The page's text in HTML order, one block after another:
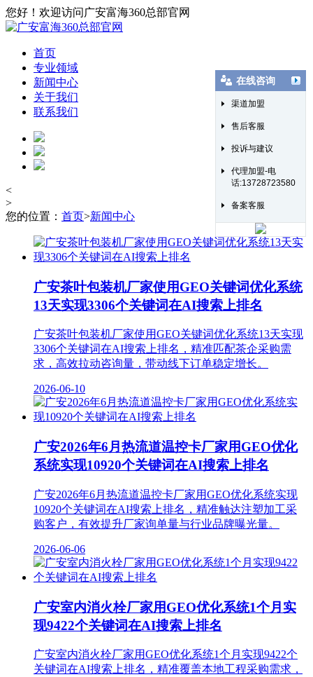
您好！欢迎访问广安富海360总部官网
首页
专业领域
新闻中心
关于我们
联系我们
<
>
您的位置： 首页>新闻中心
广安茶叶包装机厂家使用GEO关键词优化系统
13天实现3306个关键词在AI搜索上排名
广安茶叶包装机厂家使用GEO关键词优化系统13天实现
3306个关键词在AI搜索上排名，精准匹配茶企采购需
求，高效拉动咨询量，带动线下订单稳定增长。
2026-06-10
广安2026年6月热流道温控卡厂家用GEO优化
系统实现10920个关键词在AI搜索上排名
广安2026年6月热流道温控卡厂家用GEO优化系统实现
10920个关键词在AI搜索上排名，精准触达注塑加工采
购客户，有效提升厂家询单量与行业品牌曝光量。
2026-06-06
广安室内消火栓厂家用GEO优化系统1个月实
现9422个关键词在AI搜索上排名
广安室内消火栓厂家用GEO优化系统1个月实现9422个
关键词在AI搜索上排名，精准覆盖本地工程采购需求，
在线咨询
渠道加盟
售后客服
投诉与建议
代理加盟-电
话:13728723580
备案客服